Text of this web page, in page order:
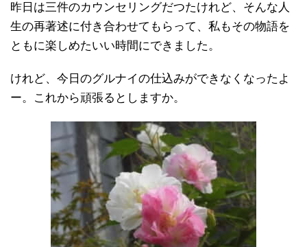
昨日は三件のカウンセリングだつたけれど、そんな人
生の再著述に付き合わせてもらって、私もその物語を
ともに楽しめたいい時間にできました。
けれど、今日のグルナイの仕込みができなくなったよ
ー。これから頑張るとしますか。